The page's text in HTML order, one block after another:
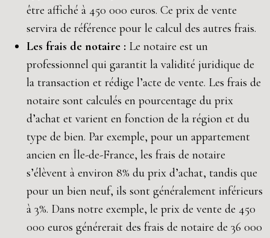
être affiché à 450 000 euros. Ce prix de vente
servira de référence pour le calcul des autres frais.
Les frais de notaire : Le notaire est un
professionnel qui garantit la validité juridique de
la transaction et rédige l’acte de vente. Les frais de
notaire sont calculés en pourcentage du prix
d’achat et varient en fonction de la région et du
type de bien. Par exemple, pour un appartement
ancien en Île-de-France, les frais de notaire
s’élèvent à environ 8% du prix d’achat, tandis que
pour un bien neuf, ils sont généralement inférieurs
à 3%. Dans notre exemple, le prix de vente de 450
000 euros générerait des frais de notaire de 36 000